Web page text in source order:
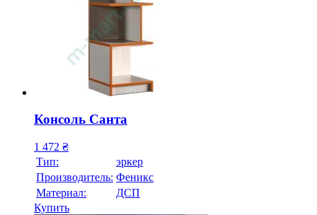
Консоль Санта
1 472 ₴
Тип:
эркер
Производитель: Феникс
Материал:
ДСП
Купить